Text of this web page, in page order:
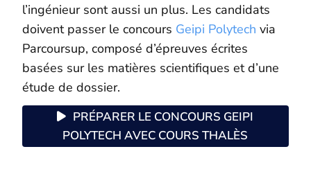
l’ingénieur sont aussi un plus. Les candidats
doivent passer le concours Geipi Polytech via
Parcoursup, composé d’épreuves écrites
basées sur les matières scientifiques et d’une
étude de dossier.
PRÉPARER LE CONCOURS GEIPI
POLYTECH AVEC COURS THALÈS